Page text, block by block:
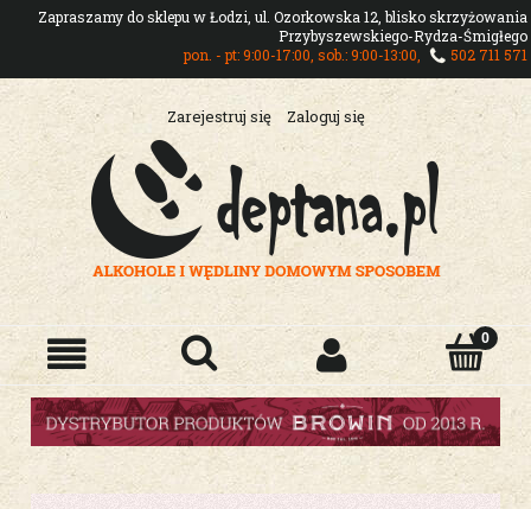
Zapraszamy do sklepu w Łodzi, ul. Ozorkowska 12, blisko skrzyżowania
Przybyszewskiego-Rydza-Śmigłego
pon. - pt: 9:00-17:00, sob.: 9:00-13:00,
502 711 571
Zarejestruj się Zaloguj się